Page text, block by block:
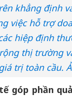
khẳng định
việc hỗ trợ
hiệp định
thị trường
trị toàn cầu.
góp phần